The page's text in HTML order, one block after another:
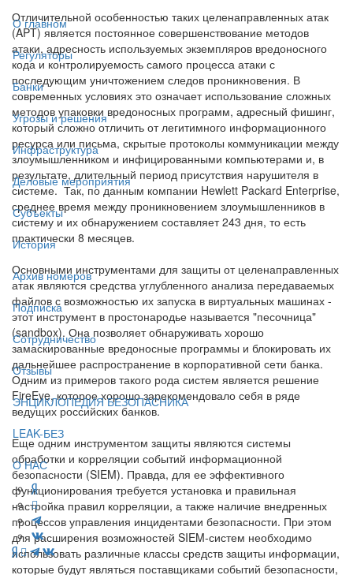
О главном
Регуляторы
Банки
Угрозы и решения
Инфраструктура
Деловые мероприятия
Субъекты
История
Архив номеров
Подписка
Сотрудничество
Отзывы
ЭНЦИКЛОПЕДИЯ БЕЗОПАСНИКА
LEAK-БЕЗ
О НАС
Отличительной особенностью таких целенаправленных атак
(APT) является постоянное совершенствование методов
атаки, адресность используемых экземпляров вредоносного
кода и контролируемость самого процесса атаки с
последующим уничтожением следов проникновения. В
современных условиях это означает использование сложных
методов упаковки вредоносных программ, адресный фишинг,
который сложно отличить от легитимного информационного
ресурса или письма, скрытые протоколы коммуникации между
злоумышленником и инфицированными компьютерами и, в
результате, длительный период присутствия нарушителя в
системе. Так, по данным компании Hewlett Packard Enterprise,
среднее время между проникновением злоумышленников в
систему и их обнаружением составляет 243 дня, то есть
практически 8 месяцев.
Основными инструментами для защиты от целенаправленных
атак являются средства углубленного анализа передаваемых
файлов с возможностью их запуска в виртуальных машинах -
этот инструмент в простонародье называется "песочница"
(sandbox). Она позволяет обнаруживать хорошо
замаскированные вредоносные программы и блокировать их
дальнейшее распространение в корпоративной сети банка.
Одним из примеров такого рода систем является решение
FireEye, которое хорошо зарекомендовало себя в ряде
ведущих российских банков.
Еще одним инструментом защиты являются системы
обработки и корреляции событий информационной
безопасности (SIEM). Правда, для ее эффективного
функционирования требуется установка и правильная
настройка правил корреляции, а также наличие внедренных
процессов управления инцидентами безопасности. При этом
для расширения возможностей SIEM-систем необходимо
использовать различные классы средств защиты информации,
которые будут являться поставщиками событий безопасности,